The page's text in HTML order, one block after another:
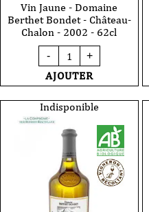
Vin Jaune - Domaine
Berthet Bondet - Château-
Chalon - 2002 - 62cl
-
quantité
de
Vin
Jaune
Domaine
Berthet
Bondet
-
Château-
Chalon
-
2002
-
62cl
+
AJOUTER
Indisponible